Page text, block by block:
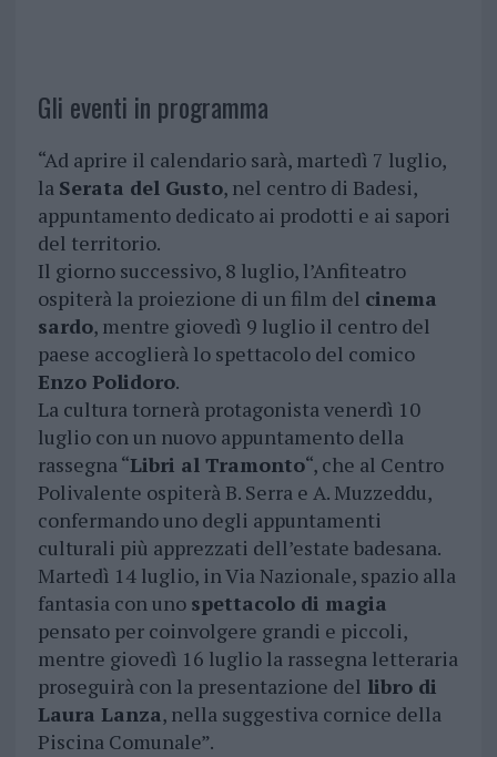
Gli eventi in programma
“Ad aprire il calendario sarà, martedì 7 luglio,
la Serata del Gusto, nel centro di Badesi,
appuntamento dedicato ai prodotti e ai sapori
del territorio.
Il giorno successivo, 8 luglio, l’Anfiteatro
ospiterà la proiezione di un film del cinema
sardo, mentre giovedì 9 luglio il centro del
paese accoglierà lo spettacolo del comico
Enzo Polidoro.
La cultura tornerà protagonista venerdì 10
luglio con un nuovo appuntamento della
rassegna “Libri al Tramonto“, che al Centro
Polivalente ospiterà B. Serra e A. Muzzeddu,
confermando uno degli appuntamenti
culturali più apprezzati dell’estate badesana.
Martedì 14 luglio, in Via Nazionale, spazio alla
fantasia con uno spettacolo di magia
pensato per coinvolgere grandi e piccoli,
mentre giovedì 16 luglio la rassegna letteraria
proseguirà con la presentazione del libro di
Laura Lanza, nella suggestiva cornice della
Piscina Comunale”.